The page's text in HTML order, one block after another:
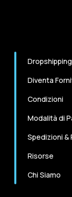
Dropshipping
Diventa
Condizioni
Modalità di
Spedizioni &
Risorse
Chi Siamo